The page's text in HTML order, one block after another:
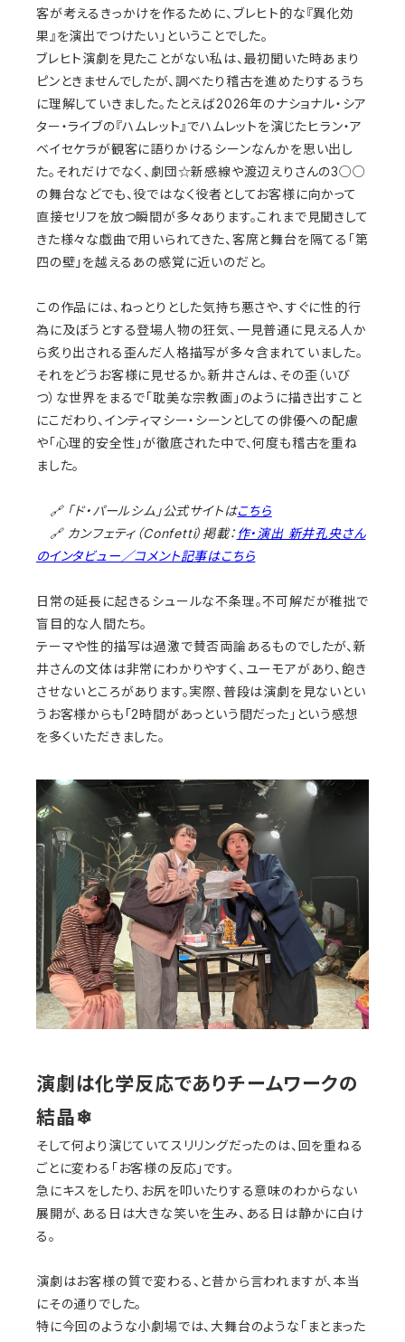
客が考えるきっかけを作るために、ブレヒト的な『異化効
果』を演出でつけたい」ということでした。
ブレヒト演劇を見たことがない私は、最初聞いた時あまり
ピンときませんでしたが、調べたり稽古を進めたりするうち
に理解していきました。たとえば2026年のナショナル・シア
ター・ライブの『ハムレット』でハムレットを演じたヒラン・ア
ベイセケラが観客に語りかけるシーンなんかを思い出し
た。それだけでなく、劇団☆新感線や渡辺えりさんの3○○
の舞台などでも、役ではなく役者としてお客様に向かって
直接セリフを放つ瞬間が多々あります。これまで見聞きして
きた様々な戯曲で用いられてきた、客席と舞台を隔てる「第
四の壁」を越えるあの感覚に近いのだと。
この作品には、ねっとりとした気持ち悪さや、すぐに性的行
為に及ぼうとする登場人物の狂気、一見普通に見える人か
ら炙り出される歪んだ人格描写が多々含まれていました。
それをどうお客様に見せるか。新井さんは、その歪（いび
つ）な世界をまるで「耽美な宗教画」のように描き出すこと
にこだわり、インティマシー・シーンとしての俳優への配慮
や「心理的安全性」が徹底された中で、何度も稽古を重ね
ました。
🔗 「ド・パールシム」公式サイトはこちら
🔗 カンフェティ（Confetti）掲載：作・演出 新井孔央さん
のインタビュー／コメント記事はこちら
日常の延長に起きるシュールな不条理。不可解だが稚拙で
盲目的な人間たち。
テーマや性的描写は過激で賛否両論あるものでしたが、新
井さんの文体は非常にわかりやすく、ユーモアがあり、飽き
させないところがあります。実際、普段は演劇を見ないとい
うお客様からも「2時間があっという間だった」という感想
を多くいただきました。
演劇は化学反応でありチームワークの
結晶❄︎
そして何より演じていてスリリングだったのは、回を重ねる
ごとに変わる「お客様の反応」です。
急にキスをしたり、お尻を叩いたりする意味のわからない
展開が、ある日は大きな笑いを生み、ある日は静かに白け
る。
演劇はお客様の質で変わる、と昔から言われますが、本当
にその通りでした。
特に今回のような小劇場では、大舞台のような「まとまった